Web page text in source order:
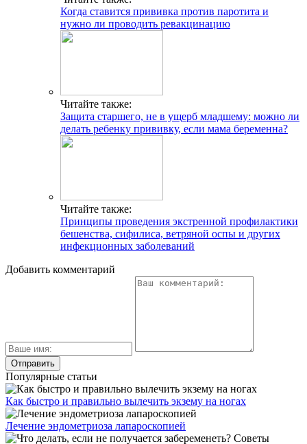
Когда ставится прививка против паротита и
нужно ли проводить ревакцинацию
Читайте также:
Защита старшего, не в ущерб младшему: можно ли
делать ребенку прививку, если мама беременна?
Читайте также:
Принципы проведения экстренной профилактики
бешенства, сифилиса, ветряной оспы и других
инфекционных заболеваний
Добавить комментарий
Популярные статьи
Как быстро и правильно вылечить экзему на ногах
Лечение эндометриоза лапароскопией